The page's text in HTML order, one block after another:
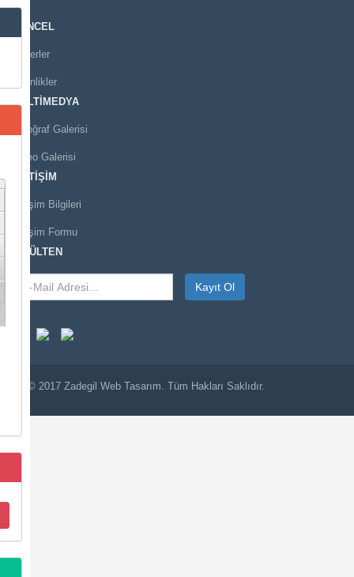
GÜNCEL
Haberler
Etkinlikler
MULTİMEDYA
Fotoğraf Galerisi
Video Galerisi
İLETİŞİM
İletişim Bilgileri
İletişim Formu
E-BÜLTEN
Kayıt Ol
© 2017 Zadegil Web Tasarım. Tüm Hakları Saklıdır.